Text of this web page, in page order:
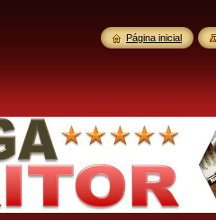
Página inicial